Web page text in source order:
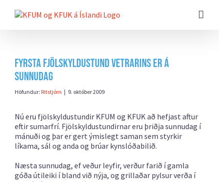
beint
Fyrsta fjölskyldustund vetrarins er á
sunnudag
Höfundur: Ritstjórn | 9. október 2009
Nú eru fjölskyldustundir KFUM og KFUK að hefjast aftur
eftir sumarfrí. Fjölskyldustundirnar eru þriðja sunnudag í
mánuði og þar er gert ýmislegt saman sem styrkir
líkama, sál og anda og brúar kynslóðabilið.
Næsta sunnudag, ef veður leyfir, verður farið í gamla
góða útileiki í bland við nýja, og grillaðar pylsur verða í